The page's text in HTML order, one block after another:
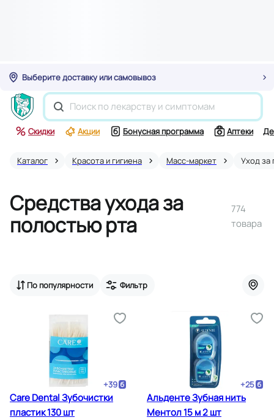
Выберите доставку или самовывоз
Скидки Акции Бонусная программа Аптеки
Каталог Красота и гигиена Масс-маркет Уход за
Средства ухода за
полостью рта
774
товара
По популярности Фильтр
+39
Care Dental Зубочистки
пластик 130 шт
+25
Альденте Зубная нить
Ментол 15 м 2 шт